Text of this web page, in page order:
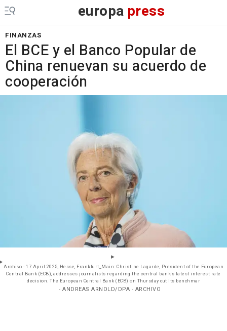
europa press
FINANZAS
El BCE y el Banco Popular de
China renuevan su acuerdo de
cooperación
Archivo - 17 April 2025, Hesse, Frankfurt_Main: Christine Lagarde, President of the European
Central Bank (ECB), addresses journalists regarding the central bank's latest interest rate
decision. The European Central Bank (ECB) on Thursday cut its benchmar
- ANDREAS ARNOLD/DPA - ARCHIVO